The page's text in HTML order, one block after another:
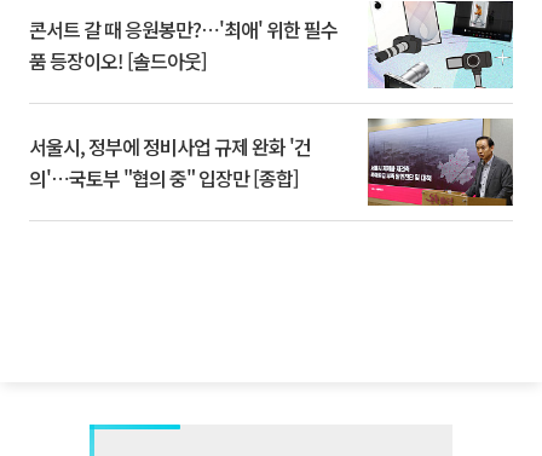
콘서트 갈 때 응원봉만?⋯'최애' 위한 필수
품 등장이오! [솔드아웃]
서울시, 정부에 정비사업 규제 완화 '건
의'⋯국토부 "협의 중" 입장만 [종합]